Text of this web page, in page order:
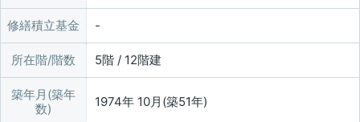
修繕積立基金
所在階/階数 5階 / 12階建
築年月(築年
数)
1974年 10月(築51年)